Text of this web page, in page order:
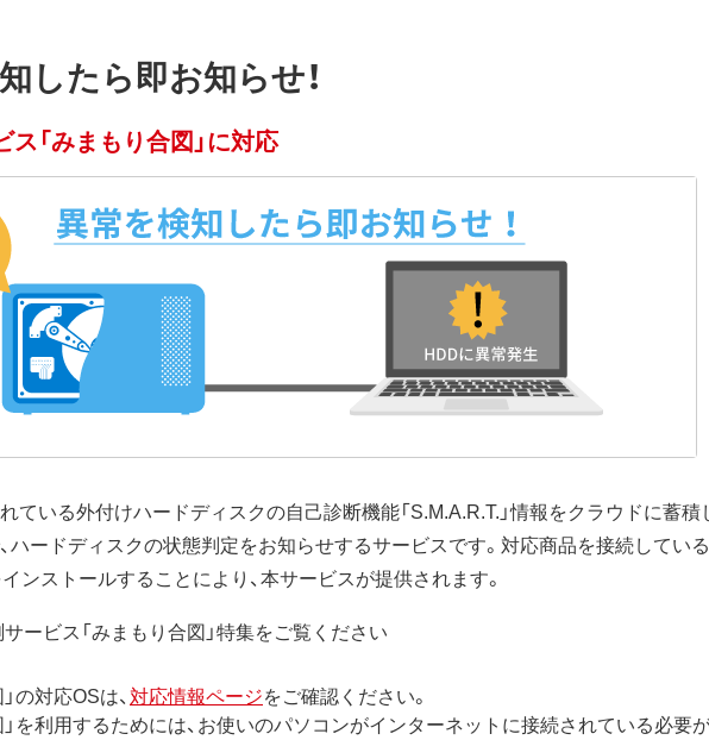
したら即お知らせ！
「みまもり合図」に対応
ている外付けハードディスクの自己診断機能「S.M.A.R.T.」情報をクラウドに蓄
ハードディスクの状態判定をお知らせするサービスです。対応商品を接続してい
インストールすることにより、本サービスが提供されます。
ービス「みまもり合図」特集をご覧ください
の対応OSは、対応情報ページをご確認ください。
」を利用するためには、お使いのパソコンがインターネットに接続されている必要